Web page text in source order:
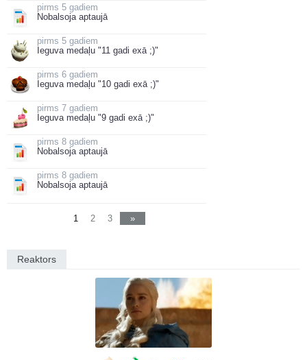
5 gadiem
Nobalsoja aptaujā
5 gadiem
Ieguva medaļu "11 gadi exā ;)"
6 gadiem
Ieguva medaļu "10 gadi exā ;)"
7 gadiem
Ieguva medaļu "9 gadi exā ;)"
8 gadiem
Nobalsoja aptaujā
8 gadiem
Nobalsoja aptaujā
1 2 3 »
Reaktors